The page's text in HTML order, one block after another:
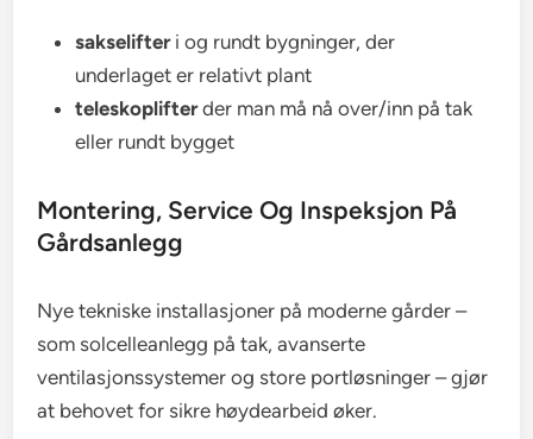
sakselifteri og rundt bygninger, der
underlaget er relativt plant
teleskoplifterder man må nå over/inn på tak
eller rundt bygget
Montering, Service Og Inspeksjon På
Gårdsanlegg
Nye tekniske installasjoner på moderne gårder –
som solcelleanlegg på tak, avanserte
ventilasjonssystemer og store portløsninger – gjør
at behovet for sikre høydearbeid øker.